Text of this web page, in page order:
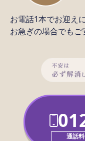
お電話1本でお迎え
お急ぎの場合でもご
通話